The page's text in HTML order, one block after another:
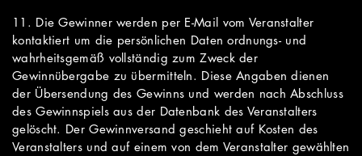
11. Die Gewinner werden per E-Mail vom Veranstalter
kontaktiert um die persönlichen Daten ordnungs- und
wahrheitsgemäß vollständig zum Zweck der
Gewinnübergabe zu übermitteln. Diese Angaben dienen
der Übersendung des Gewinns und werden nach Abschluss
des Gewinnspiels aus der Datenbank des Veranstalters
gelöscht. Der Gewinnversand geschieht auf Kosten des
Veranstalters und auf einem von dem Veranstalter gewählten